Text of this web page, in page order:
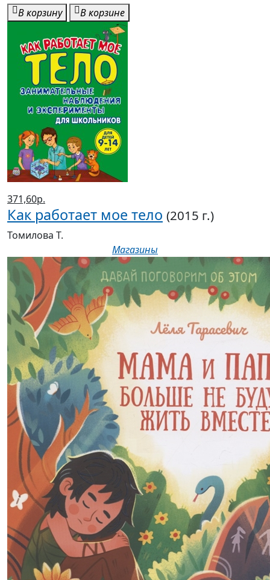
В корзину В корзине
371,60р.
Как работает мое тело (2015 г.)
Томилова Т.
Магазины